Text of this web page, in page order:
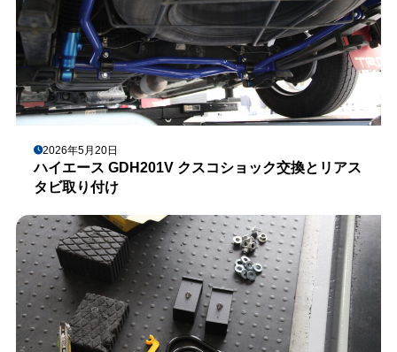
2026年5月20日
ハイエース GDH201V クスコショック交換とリアス
タビ取り付け